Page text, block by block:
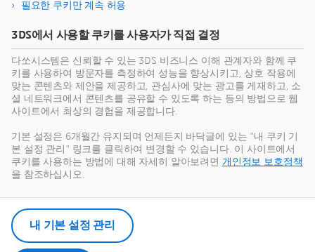
Beaumont Manufacturing, 3D 설
활용
밸브 및 제어 장치 제조업체인 Beaumont
Manufacturing은 SOLIDWORKS와 Flow
Simulation을 활용하여 밸브 성능을 개선
하고, 오류를 최소화하며, 반복 횟수를 줄
여 설계 속도를 높였습니다.
산업 솔루션 익스피리언스 살펴보기
필요한 쿠키만 계속 허용
3DS에서 사용할 쿠키를 사용자가 직접 결정
다쏘시스템은 신뢰할 수 있는 3DS 비즈니스 이해 관계자와 함께 쿠
키를 사용하여 방문자를 측정하여 성능을 향상시키고, 상호 작용에
맞는 콘텐츠와 제안을 제공하고, 관심사에 맞는 광고를 게재하고, 소
셜 네트워크에서 콘텐츠를 공유할 수 있도록 하는 등의 방법으로 웹
사이트에서 최상의 경험을 제공합니다.
기본 설정은 6개월간 유지되며 언제든지 바닥글에 있는 "내 쿠키 기
본 설정 관리" 링크를 클릭하여 변경할 수 있습니다. 이 사이트에서
쿠키를 사용하는 방법에 대해 자세히 알아보려면 개인정보 보호정책
을 참조하십시오.
내 기본 설정 관리